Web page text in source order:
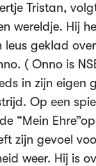
Tristan,
wereldje. Hij
leus geklad
( Onno is
in zijn eigen
Op een
“Mein
zijn gevoel
weer. Hij is